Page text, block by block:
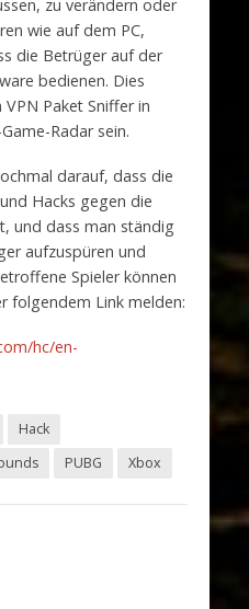
zu verändern oder
wie auf dem PC,
die Betrüger auf der
bedienen. Dies
Paket Sniffer in
Radar sein.
darauf, dass die
Hacks gegen die
und dass man ständig
aufzuspüren und
Spieler können
folgendem Link melden:
hc/en-
Hack
PUBG Xbox